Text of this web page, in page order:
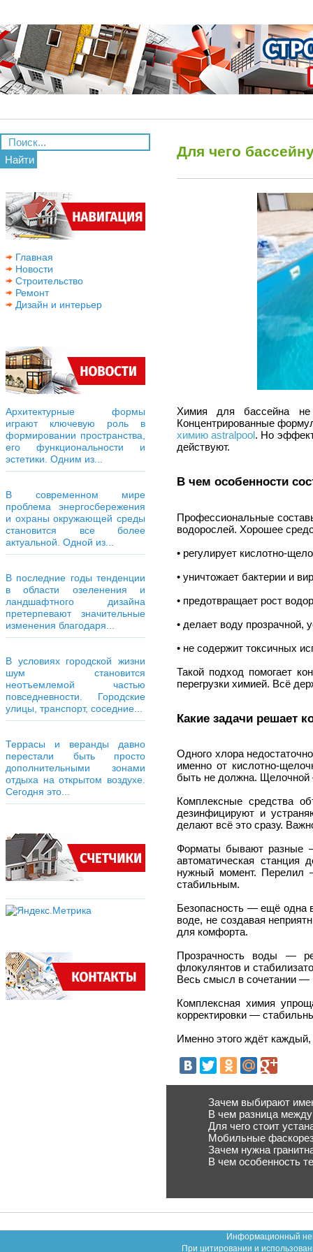
Найти
Главная
Новости
Строительство
Ремонт
Дизайн и интерьер
Архитектурные формы
играют ключевую роль в
формировании пространства,
его функциональности и
эстетики. Одним из...
В современном мире
проблема энергосбережения
и охраны окружающей среды
становится все более
актуальной. Одной из...
В последние годы тенденции
в области озеленения и
ландшафтного дизайна
претерпевают значительные
изменения благодаря...
В условиях городской жизни
шум становится
неотъемлемой частью
повседневности. Городские
улицы, транспорт, соседние...
Террасы и веранды давно
перестали быть просто
дополнительными зонами
отдыха на открытом воздухе.
Сегодня это...
Для чего
Химия для бассейна
Концентрированные
химию astralpool. Но эффект
действуют.
В чем особенности
Профессиональные
водорослей. Хорошее
• регулирует кислотно-
• уничтожает бактерии и
• предотвращает рост
• делает воду прозрачной,
• не содержит токсичных
Такой подход помогает
перегрузки химией. Всё
Какие задачи решает
Одного хлора
именно от кислотно-
быть не должна. Щелочной
Комплексные средства
дезинфицируют и
делают всё это сразу.
Форматы бывают разные
автоматическая станция
нужный момент.
стабильным.
Безопасность — ещё одна
воде, не создавая
для комфорта.
Прозрачность воды —
флокулянтов и
Весь смысл в сочетании —
Комплексная химия
корректировки —
Именно этого ждёт каждый,
Зачем выбирают
В чем разница
Для чего стоит
Мобильные
Зачем нужна
В чем особенность
Информационный
При цитировании и